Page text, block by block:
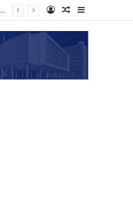
Presidente del CN anuncia que el próximo martes podría iniciarse la aprobación de las reformas al subsector eléctrico Log InRandom Article